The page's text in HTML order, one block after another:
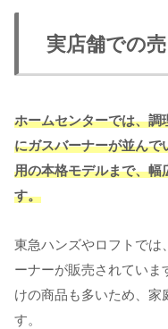
実店舗での
ホームセンターでは、調
にガスバーナーが並んで
用の本格モデルまで、幅
す。
東急ハンズやロフトでは、
ーナーが販売されていま
けの商品も多いため、
す。